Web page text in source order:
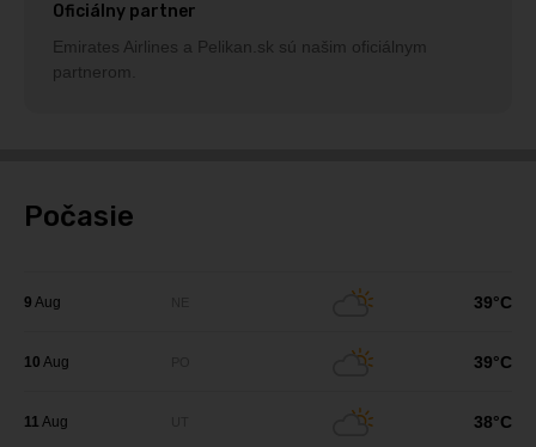
Oficiálny partner
Emirates Airlines a Pelikan.sk sú našim oficiálnym
partnerom.
Počasie
9 Aug 39°C
10 Aug 39°C
11 Aug 38°C